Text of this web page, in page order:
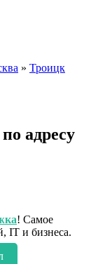
» Троицк
адресу
! Самое
IT и бизнеса.